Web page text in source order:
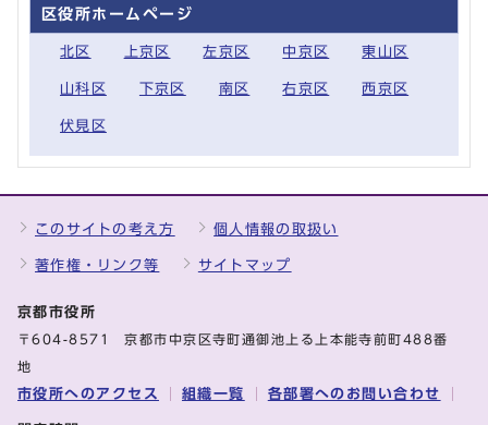
区役所ホームページ
北区 上京区 左京区 中京区 東山区
山科区 下京区 南区 右京区 西京区
伏見区
このサイトの考え方 個人情報の取扱い
著作権・リンク等 サイトマップ
京都市役所
〒604-8571 京都市中京区寺町通御池上る上本能寺前町488番
地
市役所へのアクセス 組織一覧 各部署へのお問い合わせ